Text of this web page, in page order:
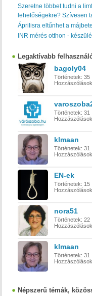
Szeretne többet tudni a
lehetőségekre? Szívesen
Áprilisra eltűnhet a
INR mérés otthon -
Legaktívabb
bagoly04
Történetek: 35
Történetek: 31
klmaan
Történetek: 31
EN-ek
Történetek: 15
nora51
Történetek: 22
klmaan
Történetek: 31
Népszerű témák,